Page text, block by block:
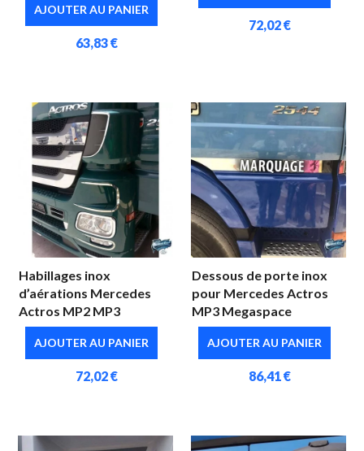
AJOUTER AU PANIER
63,83 €
72,02 €
Habillages inox
d’aérations Mercedes
Actros MP2 MP3
AJOUTER AU PANIER
72,02 €
Dessous de porte inox
pour Mercedes Actros
MP3 Megaspace
AJOUTER AU PANIER
86,41 €